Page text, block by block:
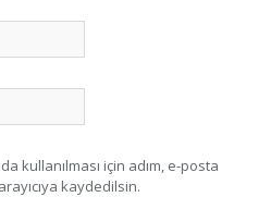
kullanılması için adım, e-posta
kaydedilsin.